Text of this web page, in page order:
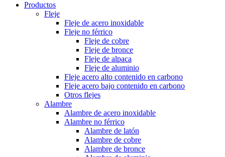
Productos
Fleje
Fleje de acero inoxidable
Fleje no férrico
Fleje de cobre
Fleje de bronce
Fleje de alpaca
Fleje de aluminio
Fleje acero alto contenido en carbono
Fleje acero bajo contenido en carbono
Otros flejes
Alambre
Alambre de acero inoxidable
Alambre no férrico
Alambre de latón
Alambre de cobre
Alambre de bronce